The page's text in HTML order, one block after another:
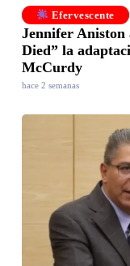
Efervescente
Jennifer Aniston
Died” la
McCurdy
hace 2 semanas